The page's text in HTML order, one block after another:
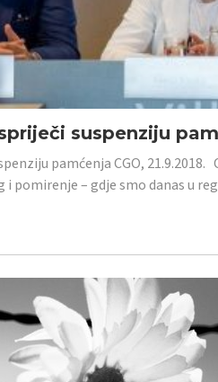
suspenziju
pamćenja CGO,
pomirenje – gdje smo danas u